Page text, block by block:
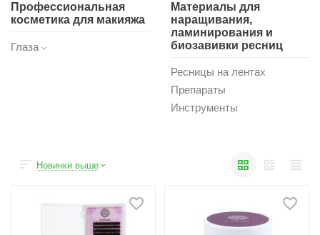
Профессиональная
косметика для макияжа
Глаза
Материалы для
наращивания,
ламинирования и
биозавивки ресниц
Ресницы на лентах
Препараты
Инструменты
Новинки выше